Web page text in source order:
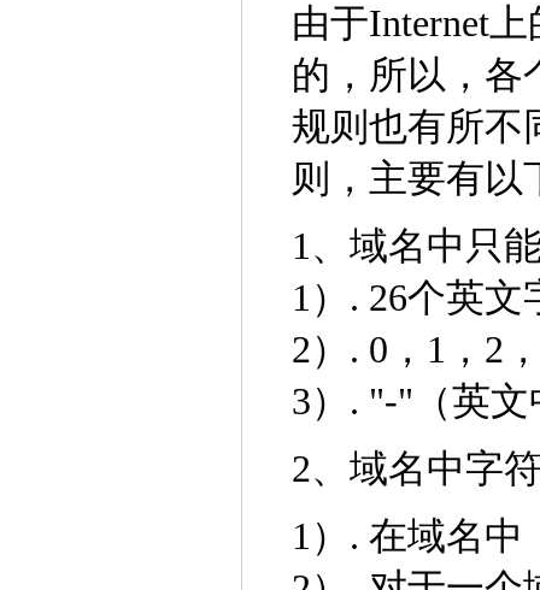
由于Internet
的，所以，各
规则也有所不
则，主要有以
1、域名中只
1）. 26个英文
2）. 0，1，2
3）. "-"（英
2、域名中字
1）. 在域名